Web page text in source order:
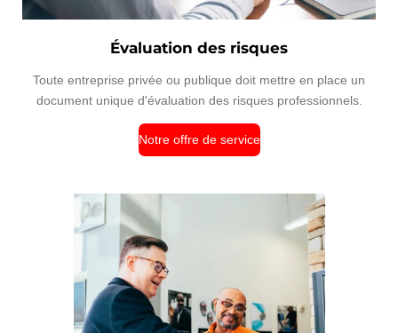
Évaluation des risques
Toute entreprise privée ou publique doit mettre en place un
document unique d'évaluation des risques professionnels.
Notre offre de service